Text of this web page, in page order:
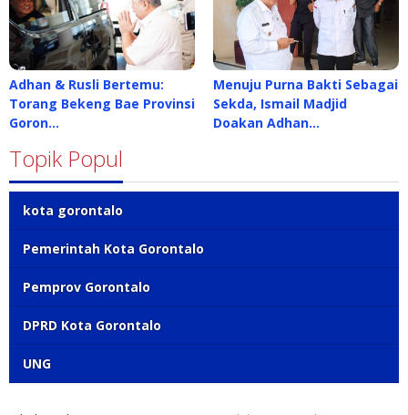
Adhan & Rusli Bertemu:
Torang Bekeng Bae Provinsi
Goron…
Menuju Purna Bakti Sebagai
Sekda, Ismail Madjid
Doakan Adhan…
Topik Popul
kota gorontalo
Pemerintah Kota Gorontalo
Pemprov Gorontalo
DPRD Kota Gorontalo
UNG